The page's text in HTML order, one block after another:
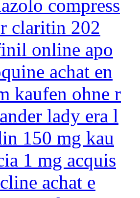
compress
claritin 202
online apo
achat en
kaufen ohne r
lady era l
150 mg kau
1 mg acquis
achat e